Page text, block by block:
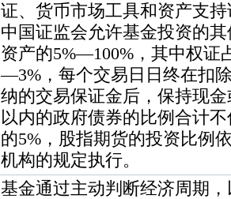
证、货币市场工具和资产支
中国证监会允许基金投资的
资产的5%—100%，其中权证
—3%，每个交易日日终在扣
纳的交易保证金后，保持现
以内的政府债券的比例合计
的5%，股指期货的投资比例
机构的规定执行。
基金通过主动判断经济周期